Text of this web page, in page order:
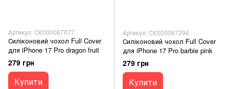
Артикул: СК000067077
Силіконовий чохол Full Cover
для iPhone 17 Pro dragon fruit
279 грн
Купити
Артикул: СК000067294
Силіконовий чохол Full Cover
для iPhone 17 Pro barbie pink
279 грн
Купити